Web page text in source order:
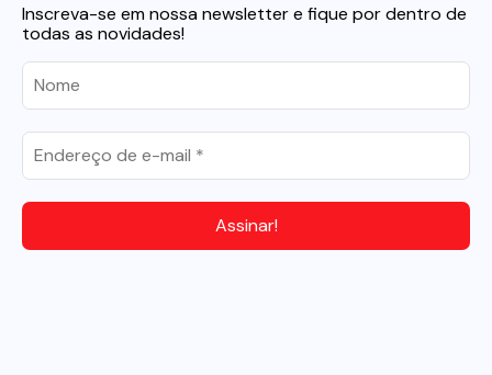
Inscreva-se em nossa newsletter e fique por dentro de
todas as novidades!